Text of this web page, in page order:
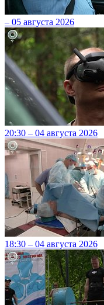
– 05 августа 2026
20:30 – 04 августа 2026
18:30 – 04 августа 2026